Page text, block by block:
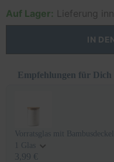
Auf Lager: Lieferung
IN
Empfehlungen für Dich
Vorratsglas mit
1 Glas
3,99 €